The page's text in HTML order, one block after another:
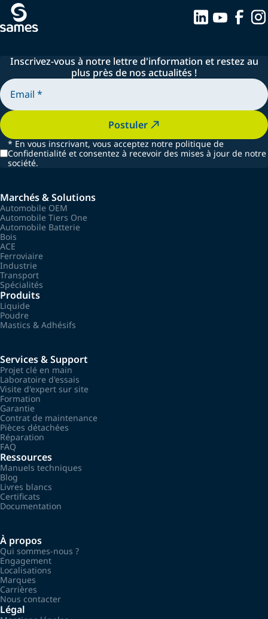
Inscrivez-vous à notre lettre d'information et restez au
plus près de nos actualités !
Postuler
* En vous inscrivant, vous acceptez notre politique de
Confidentialité et consentez à recevoir des mises à jour de notre
société.
Marchés & Solutions
Automobile OEM
Automobile Tiers One
Automobile Batterie
Bois
ACE
Ferroviaire
Industrie
Transport
Spécialités
Produits
Liquide
Poudre
Mastics & Adhésifs
Services & Support
Projet clé en main
Laboratoire d'essais
Visite d'expert sur site
Formation
Garantie
Contrat de maintenance
Pièces détachées
Réparation
FAQ
Ressources
Manuels techniques
Blog
Livres blancs
Certificats
Documentation
À propos
Qui sommes-nous ?
Engagement
Localisations
Marques
Carrières
Nous contacter
Légal